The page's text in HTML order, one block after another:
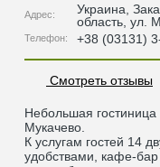
Адрес: Украина
область, ул.
Телефон: +38 (03131)
Смотреть отзывы
Небольшая
Мукачево.
К услугам гостей 14
удобствами, кафе-бар